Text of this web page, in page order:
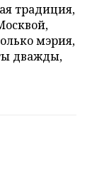
традиция,
мэрия,
дважды,